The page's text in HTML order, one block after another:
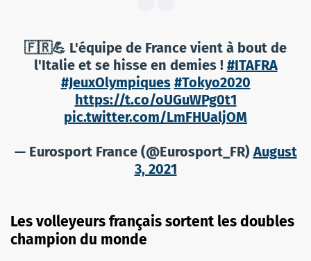
🇫🇷💪 L'équipe de France vient à bout de
l'Italie et se hisse en demies ! #ITAFRA
#JeuxOlympiques #Tokyo2020
https://t.co/oUGuWPg0t1
pic.twitter.com/LmFHUaljOM
— Eurosport France (@Eurosport_FR)August
3, 2021
Les volleyeurs français sortent les doubles
champion du monde